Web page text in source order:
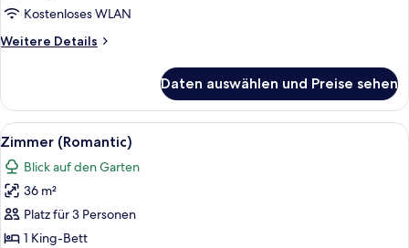
Kostenloses WLAN
Weitere Details
Weitere
Zimmer
Daten auswählen und Preise sehen
Alle
Fotos
für
Zimmer
(Romantic)
anzeigen
Ein Schlafzimmer mit einem
6
Zimmer (Romantic)
Blick auf den Garten
36 m²
Platz für 3 Personen
1 King-Bett